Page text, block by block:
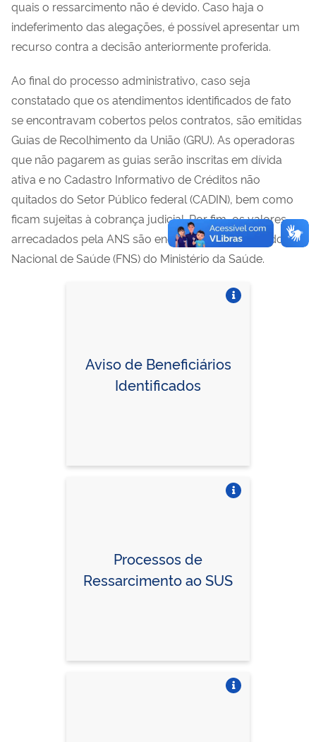
quais o ressarcimento não é devido. Caso haja o
indeferimento das alegações, é possível apresentar um
recurso contra a decisão anteriormente proferida.
Ao final do processo administrativo, caso seja
constatado que os atendimentos identificados de fato
se encontravam cobertos pelos contratos, são emitidas
Guias de Recolhimento da União (GRU). As operadoras
que não pagarem as guias serão inscritas em dívida
ativa e no Cadastro Informativo de Créditos não
quitados do Setor Público federal (CADIN), bem como
ficam sujeitas à cobrança judicial. Por fim, os valores
arrecadados pela ANS são encaminhados ao Fundo
Nacional de Saúde (FNS) do Ministério da Saúde.
Aviso de Beneficiários
Identificados
Processos de
Ressarcimento ao SUS